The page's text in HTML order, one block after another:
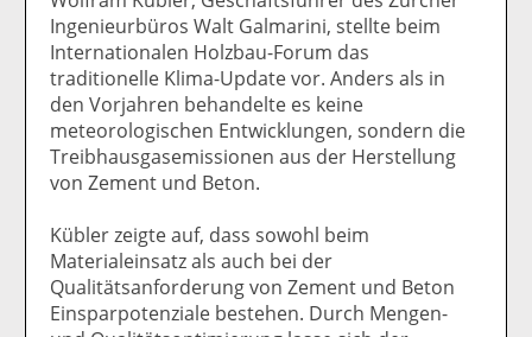
Ingenieurbüros Walt Galmarini, stellte beim
Internationalen Holzbau-Forum das
traditionelle Klima-Update vor. Anders als in
den Vorjahren behandelte es keine
meteorologischen Entwicklungen, sondern die
Treibhausgasemissionen aus der Herstellung
von Zement und Beton.
Kübler zeigte auf, dass sowohl beim
Materialeinsatz als auch bei der
Qualitätsanforderung von Zement und Beton
Einsparpotenziale bestehen. Durch Mengen-